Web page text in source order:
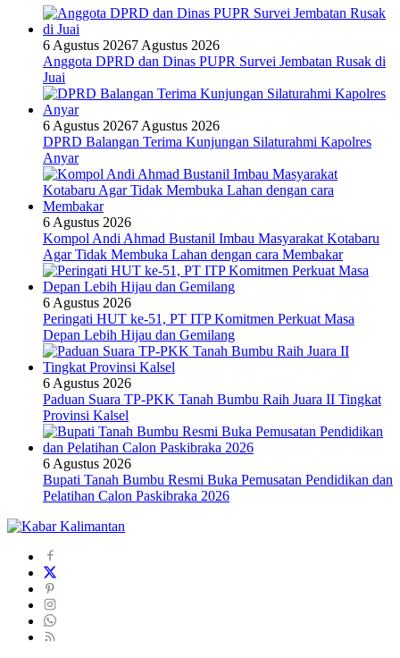
6 Agustus 20267 Agustus 2026
Anggota DPRD dan Dinas PUPR Survei Jembatan Rusak di
Juai
6 Agustus 20267 Agustus 2026
DPRD Balangan Terima Kunjungan Silaturahmi Kapolres
Anyar
6 Agustus 2026
Kompol Andi Ahmad Bustanil Imbau Masyarakat Kotabaru
Agar Tidak Membuka Lahan dengan cara Membakar
6 Agustus 2026
Peringati HUT ke-51, PT ITP Komitmen Perkuat Masa
Depan Lebih Hijau dan Gemilang
6 Agustus 2026
Paduan Suara TP-PKK Tanah Bumbu Raih Juara II Tingkat
Provinsi Kalsel
6 Agustus 2026
Bupati Tanah Bumbu Resmi Buka Pemusatan Pendidikan dan
Pelatihan Calon Paskibraka 2026